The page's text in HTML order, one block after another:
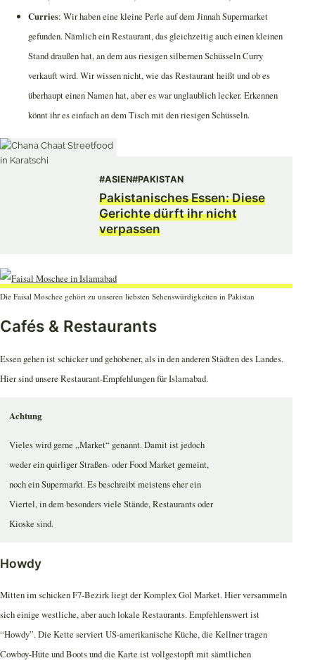
Curries: Wir haben eine kleine Perle auf dem Jinnah Supermarket
gefunden. Nämlich ein Restaurant, das gleichzeitig auch einen kleinen
Stand draußen hat, an dem aus riesigen silbernen Schüsseln Curry
verkauft wird. Wir wissen nicht, wie das Restaurant heißt und ob es
überhaupt einen Namen hat, aber es war unglaublich lecker. Erkennen
könnt ihr es einfach an dem Tisch mit den riesigen Schüsseln.
#ASIEN#PAKISTAN
Pakistanisches Essen: Diese
Gerichte dürft ihr nicht
verpassen
Die Faisal Moschee gehört zu unseren liebsten Sehenswürdigkeiten in Pakistan
Cafés & Restaurants
Essen gehen ist schicker und gehobener, als in den anderen Städten des Landes.
Hier sind unsere Restaurant-Empfehlungen für Islamabad.
Achtung
Vieles wird gerne „Market“ genannt. Damit ist jedoch
weder ein quirliger Straßen- oder Food Market gemeint,
noch ein Supermarkt. Es beschreibt meistens eher ein
Viertel, in dem besonders viele Stände, Restaurants oder
Kioske sind.
Howdy
Mitten im schicken F7-Bezirk liegt der Komplex Gol Market. Hier versammeln
sich einige westliche, aber auch lokale Restaurants. Empfehlenswert ist
“Howdy”. Die Kette serviert US-amerikanische Küche, die Kellner tragen
Cowboy-Hüte und Boots und die Karte ist vollgestopft mit sämtlichen